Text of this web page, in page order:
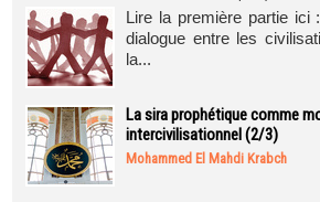
Lire la première partie ici
dialogue entre les
la...
La sira prophétique comme
intercivilisationnel (2/3)
Mohammed El Mahdi Krabch